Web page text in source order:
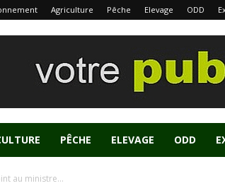
Agriculture Pêche Elevage ODD
PÊCHE ELEVAGE ODD
au ministre...